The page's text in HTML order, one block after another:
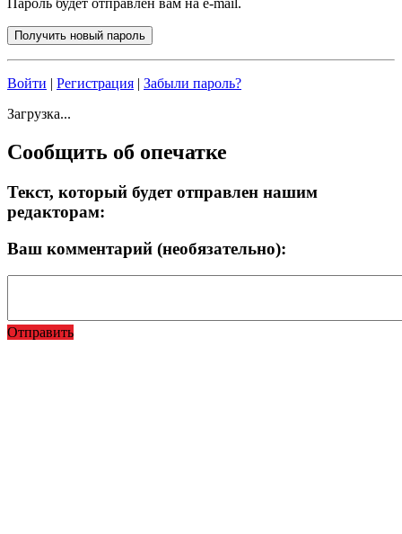
Пароль будет отправлен вам на e-mail.
Войти | Регистрация | Забыли пароль?
Загрузка...
Сообщить об опечатке
Текст, который будет отправлен нашим
редакторам:
Ваш комментарий (необязательно):
Отправить